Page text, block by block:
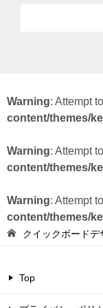
Warning: Attempt
content/themes/
Warning: Attempt
content/themes/
Warning: Attempt
content/themes/
クイックボードデ
Top